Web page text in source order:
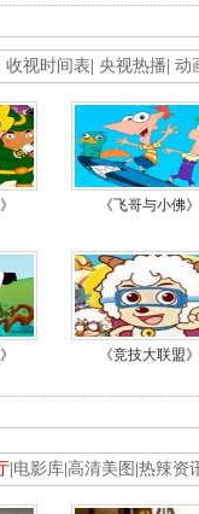
收视时间表 央视热播 动
《飞哥与小佛》
《竞技大联盟》
电影库 高清美图 热辣资